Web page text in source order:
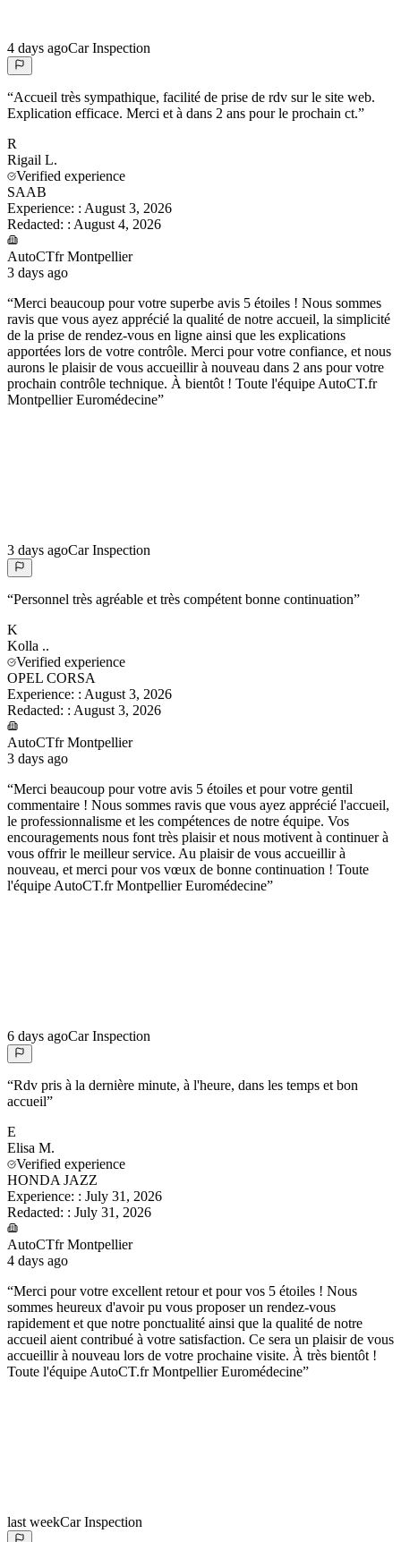
4 days agoCar Inspection
“Accueil très sympathique, facilité de prise de rdv sur le site web.
Explication efficace. Merci et à dans 2 ans pour le prochain ct.”
R
Rigail L.
Verified experience
SAAB
Experience: : August 3, 2026
Redacted: : August 4, 2026
AutoCTfr Montpellier
3 days ago
“Merci beaucoup pour votre superbe avis 5 étoiles ! Nous sommes
ravis que vous ayez apprécié la qualité de notre accueil, la simplicité
de la prise de rendez-vous en ligne ainsi que les explications
apportées lors de votre contrôle. Merci pour votre confiance, et nous
aurons le plaisir de vous accueillir à nouveau dans 2 ans pour votre
prochain contrôle technique. À bientôt ! Toute l'équipe AutoCT.fr
Montpellier Euromédecine”
3 days agoCar Inspection
“Personnel très agréable et très compétent bonne continuation”
K
Kolla ..
Verified experience
OPEL CORSA
Experience: : August 3, 2026
Redacted: : August 3, 2026
AutoCTfr Montpellier
3 days ago
“Merci beaucoup pour votre avis 5 étoiles et pour votre gentil
commentaire ! Nous sommes ravis que vous ayez apprécié l'accueil,
le professionnalisme et les compétences de notre équipe. Vos
encouragements nous font très plaisir et nous motivent à continuer à
vous offrir le meilleur service. Au plaisir de vous accueillir à
nouveau, et merci pour vos vœux de bonne continuation ! Toute
l'équipe AutoCT.fr Montpellier Euromédecine”
6 days agoCar Inspection
“Rdv pris à la dernière minute, à l'heure, dans les temps et bon
accueil”
E
Elisa M.
Verified experience
HONDA JAZZ
Experience: : July 31, 2026
Redacted: : July 31, 2026
AutoCTfr Montpellier
4 days ago
“Merci pour votre excellent retour et pour vos 5 étoiles ! Nous
sommes heureux d'avoir pu vous proposer un rendez-vous
rapidement et que notre ponctualité ainsi que la qualité de notre
accueil aient contribué à votre satisfaction. Ce sera un plaisir de vous
accueillir à nouveau lors de votre prochaine visite. À très bientôt !
Toute l'équipe AutoCT.fr Montpellier Euromédecine”
last weekCar Inspection